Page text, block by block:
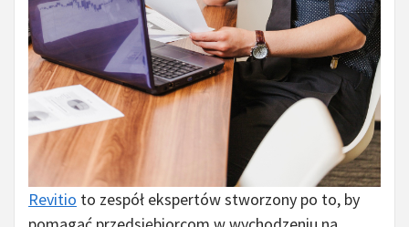
Revitio to zespół ekspertów stworzony po to, by